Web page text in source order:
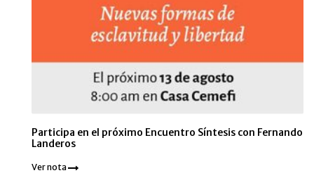
Participa en el próximo Encuentro Síntesis con Fernando
Landeros
Ver nota